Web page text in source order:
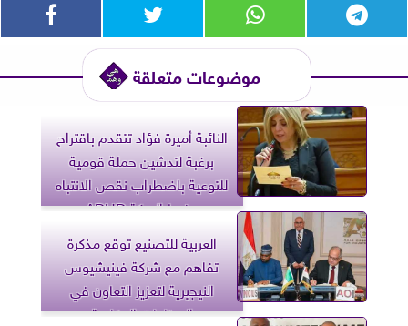
موضوعات متعلقة
النائبة أميرة فؤاد تتقدم باقتراح
برغبة لتدشين حملة قومية
للتوعية باضطراب نقص الانتباه
وفرط الحركة ADHD
العربية للتصنيع توقع مذكرة
تفاهم مع شركة فينيشيوس
النيجيرية لتعزيز التعاون في
الصناعات الدفاعية